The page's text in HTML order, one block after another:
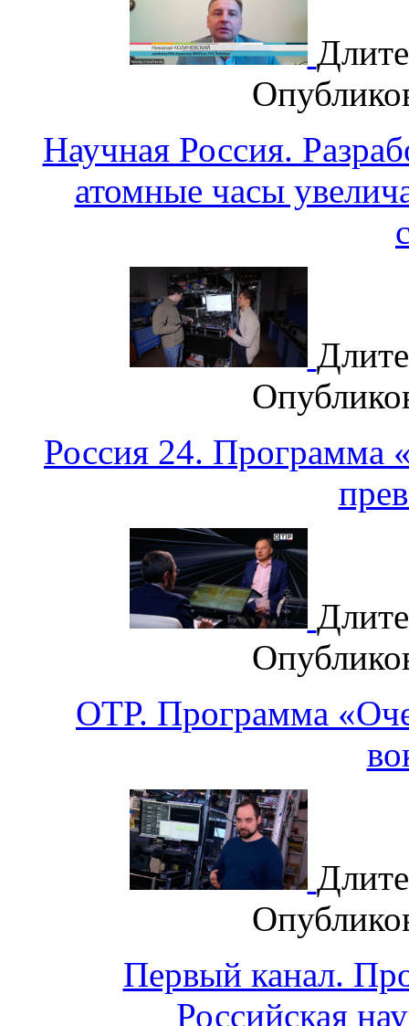
Научная Россия.
атомные часы
Россия 24. Программа
ОТР. Программа
Первый канал.
Российская